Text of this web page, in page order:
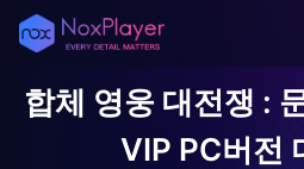
합체 영웅 대전쟁 :
VIP PC버전